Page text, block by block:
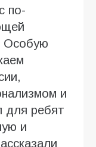
по-
Особую
и
для ребят
и